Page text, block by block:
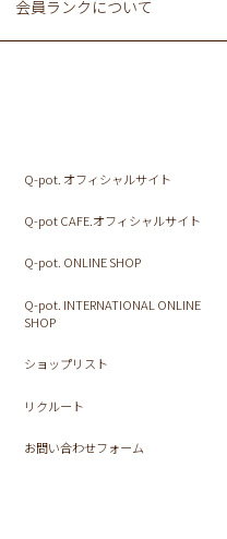
会員ランクについて
Q-pot. オフィシャルサイト
Q-pot CAFE.オフィシャルサイト
Q-pot. ONLINE SHOP
Q-pot. INTERNATIONAL ONLINE
SHOP
ショップリスト
リクルート
お問い合わせフォーム